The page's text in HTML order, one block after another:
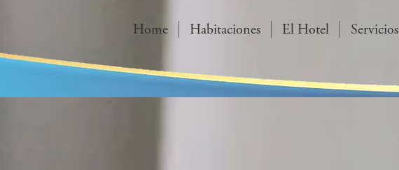
Home Habitaciones El Hotel Servicios